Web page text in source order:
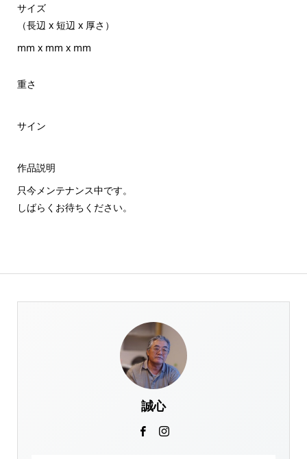
サイズ
（長辺 x 短辺 x 厚さ）
mm x mm x mm
重さ
サイン
作品説明
只今メンテナンス中です。
しばらくお待ちください。
誠心